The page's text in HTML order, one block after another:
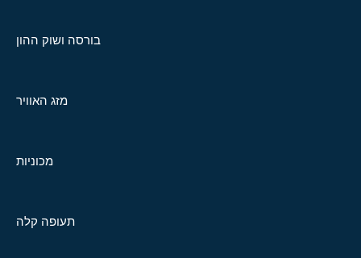
בורסה ושוק ההון
מזג האוויר
מכוניות
תעופה קלה